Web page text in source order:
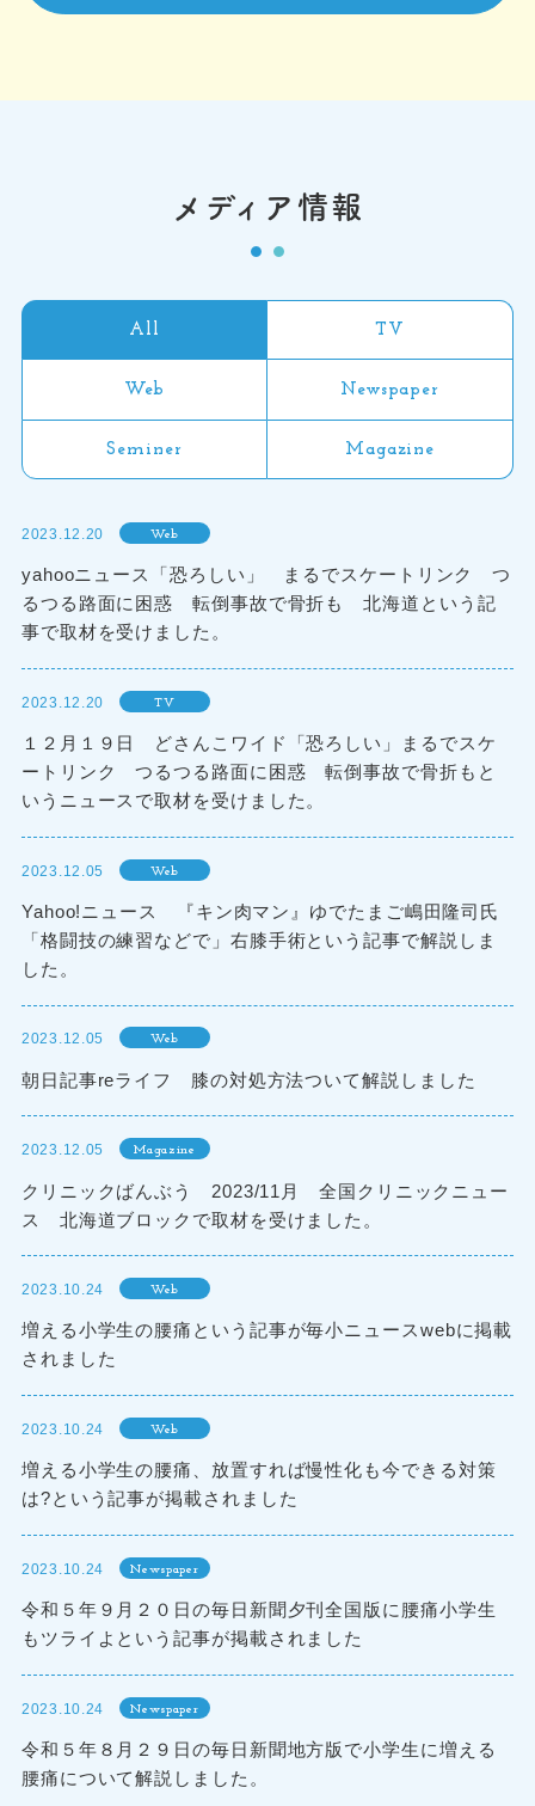
メディア情報
All TV
Web Newspaper
Seminer Magazine
2023.12.20 Web
yahooニュース「恐ろしい」 まるでスケートリンク つ
るつる路面に困惑 転倒事故で骨折も 北海道という記
事で取材を受けました。
2023.12.20 TV
１２月１９日 どさんこワイド「恐ろしい」まるでスケ
ートリンク つるつる路面に困惑 転倒事故で骨折もと
いうニュースで取材を受けました。
2023.12.05 Web
Yahoo!ニュース 『キン肉マン』ゆでたまご嶋田隆司氏
「格闘技の練習などで」右膝手術という記事で解説しま
した。
2023.12.05 Web
朝日記事reライフ 膝の対処方法ついて解説しました
2023.12.05 Magazine
クリニックばんぶう 2023/11月 全国クリニックニュー
ス 北海道ブロックで取材を受けました。
2023.10.24 Web
増える小学生の腰痛という記事が毎小ニュースwebに掲載
されました
2023.10.24 Web
増える小学生の腰痛、放置すれば慢性化も今できる対策
は?という記事が掲載されました
2023.10.24 Newspaper
令和５年９月２０日の毎日新聞夕刊全国版に腰痛小学生
もツライよという記事が掲載されました
2023.10.24 Newspaper
令和５年８月２９日の毎日新聞地方版で小学生に増える
腰痛について解説しました。